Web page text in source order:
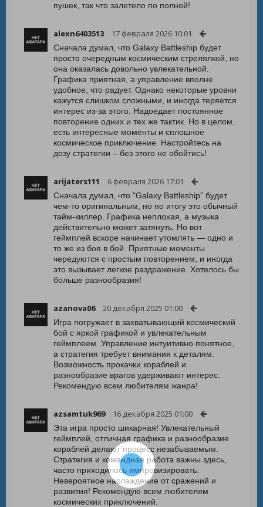
пушек, так что залетело по полной!
alexn6403513 17 февраля 2026 10:01
Сначала думал, что Galaxy Battleship будет
просто очередным космическим стрелялкой, но
она оказалась довольно увлекательной.
Графика приятная, а управление вполне
удобное, что радует. Однако некоторые уровни
кажутся слишком сложными, и иногда теряется
интерес из-за этого. Надоедает постоянное
повторение одних и тех же тактик. Но в целом,
есть интересные моменты и сплошное
космическое приключение. Настройтесь на
дозу стратегии – без этого не обойтись!
arijaters111 6 февраля 2026 17:01
Сначала думал, что "Galaxy Battleship" будет
чем-то оригинальным, но по итогу это обычный
тайм-киллер. Графика неплохая, а музыка
действительно может затянуть. Но вот
геймплей вскоре начинает утомлять — одно и
то же из боя в бой. Приятные моменты
чередуются с простым повторением, и иногда
это вызывает легкое раздражение. Хотелось бы
больше разнообразия!
azanova06 20 декабря 2025 01:00
Игра погружает в захватывающий космический
бой с яркой графикой и увлекательным
геймплеем. Управление интуитивно понятное,
а стратегия требует внимания к деталям.
Возможность прокачки кораблей и
разнообразие врагов удерживают интерес.
Рекомендую всем любителям жанра!
azsamtuk969 16 декабря 2025 01:00
Эта игра просто шикарная! Увлекательный
геймплей, отличная графика и разнообразие
кораблей делают процесс незабываемым.
Стратегия и командная работа важны здесь,
часто приходилось импровизировать.
Невероятное наслаждение от сражений и
развития! Рекомендую всем любителям
космических приключений.